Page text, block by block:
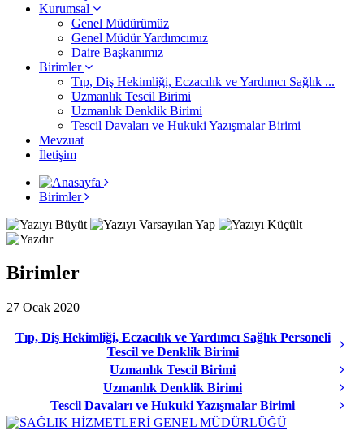
Kurumsal
Genel Müdürümüz
Genel Müdür Yardımcımız
Daire Başkanımız
Birimler
Tıp, Diş Hekimliği, Eczacılık ve Yardımcı Sağlık ...
Uzmanlık Tescil Birimi
Uzmanlık Denklik Birimi
Tescil Davaları ve Hukuki Yazışmalar Birimi
Mevzuat
İletişim
Birimler
Birimler
27 Ocak 2020
Tıp, Diş Hekimliği, Eczacılık ve Yardımcı Sağlık Personeli
Tescil ve Denklik Birimi
Uzmanlık Tescil Birimi
Uzmanlık Denklik Birimi
Tescil Davaları ve Hukuki Yazışmalar Birimi